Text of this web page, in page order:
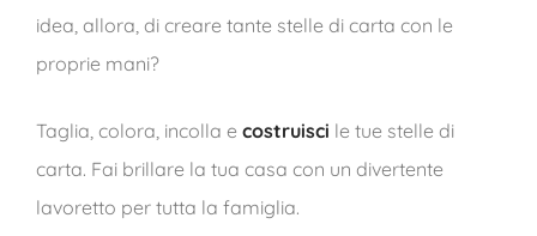
idea, allora, di creare tante stelle di carta con le
proprie mani?
Taglia, colora, incolla e costruisci le tue stelle di
carta. Fai brillare la tua casa con un divertente
lavoretto per tutta la famiglia.